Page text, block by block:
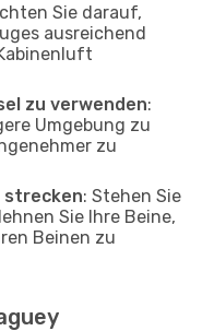
Sie darauf,
ausreichend
zu verwenden:
Umgebung zu
zu
strecken: Stehen Sie
Sie Ihre Beine,
Beinen zu